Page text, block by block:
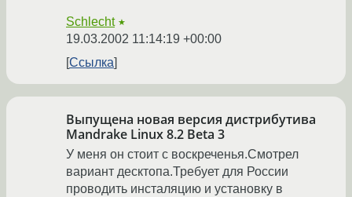
Schlecht ★
19.03.2002 11:14:19 +00:00
Ссылка
Выпущена новая версия дистрибутива
Mandrake Linux 8.2 Beta 3
У меня он стоит с воскреченья.Смотрел
вариант десктопа.Требует для России
проводить инсталяцию и установку в